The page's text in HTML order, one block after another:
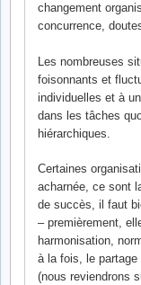
changement
concurrence,
Les nombreuses
foisonnants et
individuelles et à
dans les tâches
hiérarchiques.
Certaines
acharnée, ce sont
de succès, il faut
– premièrement,
harmonisation,
à la fois, le
(nous reviendrons